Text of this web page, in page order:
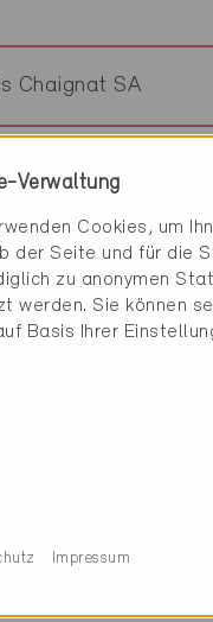
Chaignat SA
Sàrl
SA
SA
Verwaltung
Cookies, um
der Seite und für die
zu anonymen
werden. Sie können
Basis Ihrer
Impressum